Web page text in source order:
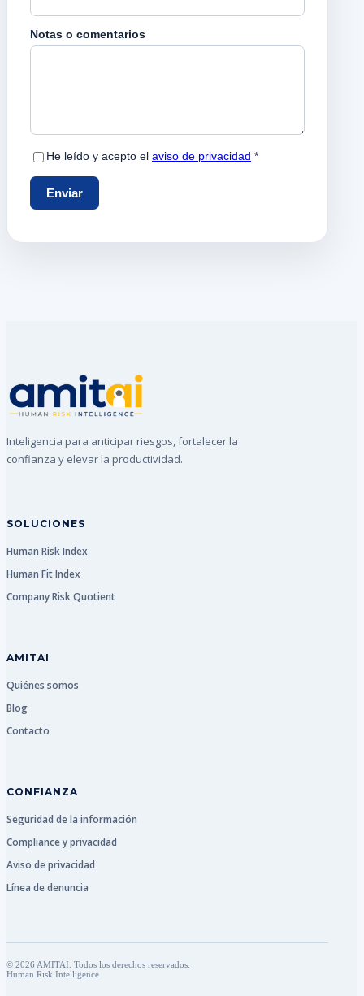
Inteligencia para anticipar riesgos, fortalecer la
confianza y elevar la productividad.
SOLUCIONES
Human Risk Index
Human Fit Index
Company Risk Quotient
AMITAI
Quiénes somos
Blog
Contacto
CONFIANZA
Seguridad de la información
Compliance y privacidad
Aviso de privacidad
Línea de denuncia
© 2026 AMITAI. Todos los derechos reservados.
Human Risk Intelligence